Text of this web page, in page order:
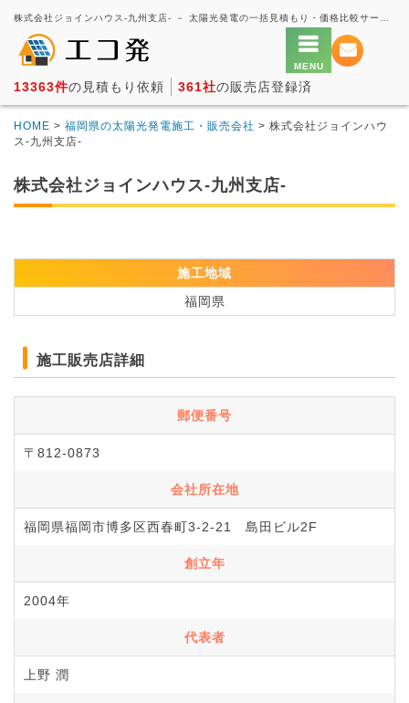
13363件の見積もり依頼 361社の販売店登録済
HOME > 福岡県の太陽光発電施工・販売会社 > 株式会社ジョインハウ
ス-九州支店-
株式会社ジョインハウス-九州支店-
施工地域
福岡県
施工販売店詳細
郵便番号
〒812-0873
会社所在地
福岡県福岡市博多区西春町3-2-21 島田ビル2F
創立年
2004年
代表者
上野 潤